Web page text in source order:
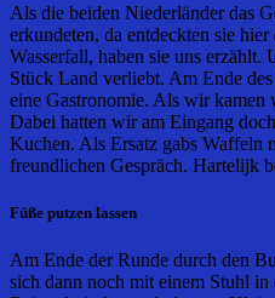
Als die beiden Niederländer das
erkundeten, da entdeckten sie
Wasserfall, haben sie uns erzählt.
Stück Land verliebt. Am Ende
eine Gastronomie. Als wir kamen
Dabei hatten wir am Eingang
Kuchen. Als Ersatz gabs Waffeln
freundlichen Gespräch. Hartelijk
Füße putzen lassen
Am Ende der Runde durch den
sich dann noch mit einem Stuhl